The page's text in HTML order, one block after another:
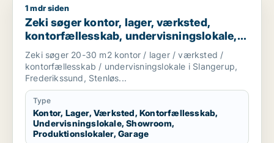
Zeki søger kontor, lager, værksted, kontorfællesskab,
1 mdr siden
Zeki søger kontor, lager, værksted,
kontorfællesskab, undervisningslokale,
showroom, produktionslokaler eller
garage til leje i Slangerup, Frederikssund
eller Stenløse m.fl.
Zeki søger 20-30 m2 kontor / lager / værksted /
kontorfællesskab / undervisningslokale i Slangerup,
Frederikssund, Stenløs...
Type
Kontor, Lager, Værksted, Kontorfællesskab,
Undervisningslokale, Showroom,
Produktionslokaler, Garage